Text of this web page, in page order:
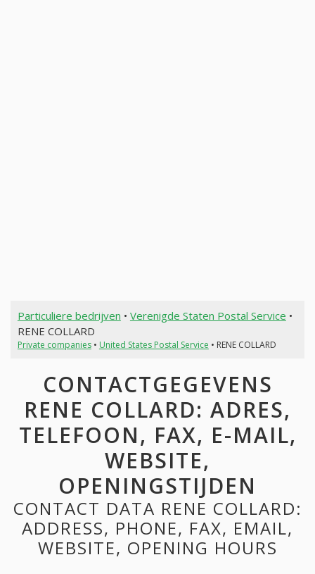
Particuliere bedrijven • Verenigde Staten Postal Service •
RENE COLLARD
Private companies• United States Postal Service • RENE COLLARD
CONTACTGEGEVENS
RENE COLLARD: ADRES,
TELEFOON, FAX, E-MAIL,
WEBSITE,
OPENINGSTIJDEN
CONTACT DATA RENE COLLARD:
ADDRESS, PHONE, FAX, EMAIL,
WEBSITE, OPENING HOURS